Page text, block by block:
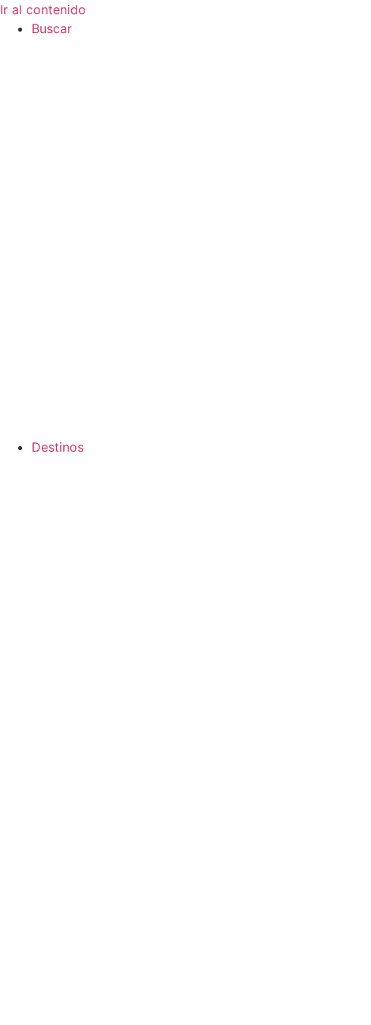
Ir al contenido
Buscar
Destinos